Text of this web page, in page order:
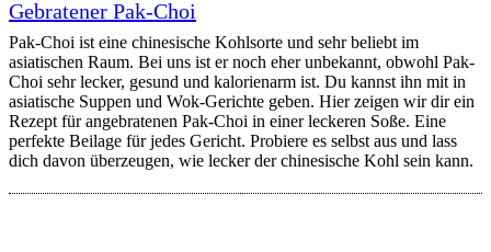
Gebratener Pak-Choi
Pak-Choi ist eine chinesische Kohlsorte und sehr beliebt im
asiatischen Raum. Bei uns ist er noch eher unbekannt, obwohl Pak-
Choi sehr lecker, gesund und kalorienarm ist. Du kannst ihn mit in
asiatische Suppen und Wok-Gerichte geben. Hier zeigen wir dir ein
Rezept für angebratenen Pak-Choi in einer leckeren Soße. Eine
perfekte Beilage für jedes Gericht. Probiere es selbst aus und lass
dich davon überzeugen, wie lecker der chinesische Kohl sein kann.